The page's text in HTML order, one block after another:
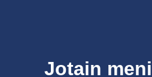
Jotain